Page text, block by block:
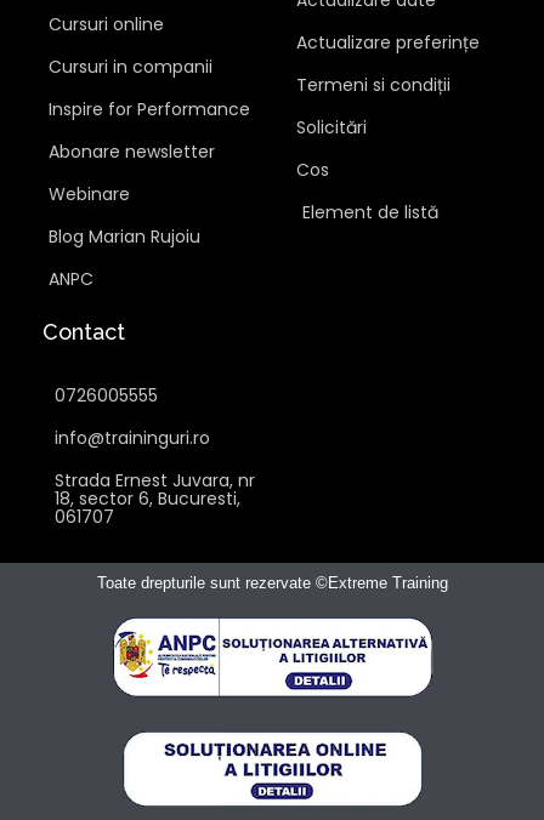
Cursuri online
Cursuri in companii
Inspire for Performance
Abonare newsletter
Webinare
Blog Marian Rujoiu
ANPC
Actualizare preferințe
Termeni si condiții
Solicitări
Cos
Element de listă
Contact
0726005555
info@traininguri.ro
Strada Ernest Juvara, nr
18, sector 6, Bucuresti,
061707
Toate drepturile sunt rezervate ©Extreme Training